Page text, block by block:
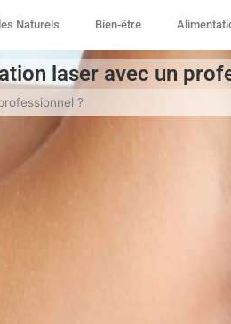
Naturels Bien-être
laser avec un
?